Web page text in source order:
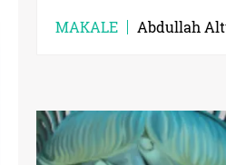
MAKALE Abdullah